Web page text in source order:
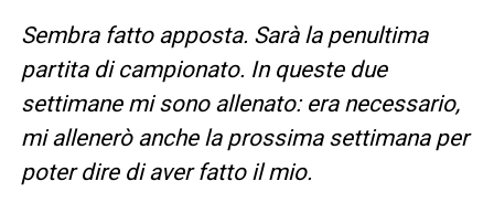
Sembra fatto apposta. Sarà la penultima
partita di campionato. In queste due
settimane mi sono allenato: era necessario,
mi allenerò anche la prossima settimana per
poter dire di aver fatto il mio.